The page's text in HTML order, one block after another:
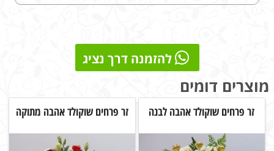
להזמנה דרך נציג
מוצרים דומים
זר פרחים שוקולד אהבה לבנה זר פרחים שוקולד אהבה מתוקה